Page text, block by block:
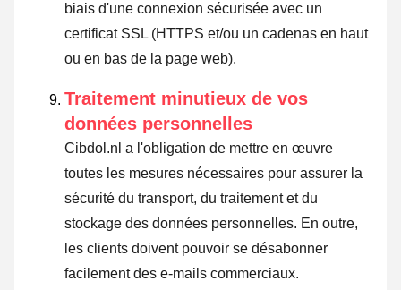
biais d'une connexion sécurisée avec un
certificat SSL (HTTPS et/ou un cadenas en haut
ou en bas de la page web).
Traitement minutieux de vos
données personnelles
Cibdol.nl a l'obligation de mettre en œuvre
toutes les mesures nécessaires pour assurer la
sécurité du transport, du traitement et du
stockage des données personnelles. En outre,
les clients doivent pouvoir se désabonner
facilement des e-mails commerciaux.